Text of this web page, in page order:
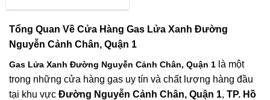
Tổng Quan Về Cửa Hàng Gas Lửa Xanh Đường
Nguyễn Cảnh Chân, Quận 1
Gas Lửa Xanh Đường Nguyễn Cảnh Chân, Quận 1 là một
trong những cửa hàng gas uy tín và chất lượng hàng đầu
tại khu vực Đường Nguyễn Cảnh Chân, Quận 1, TP. Hồ